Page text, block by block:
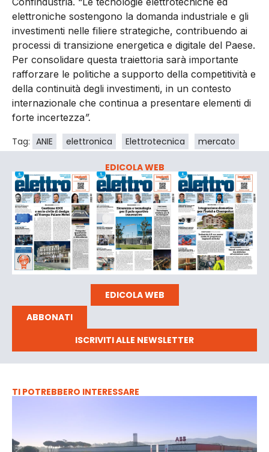
elettroniche sostengono la domanda industriale e gli
investimenti nelle filiere strategiche, contribuendo ai
processi di transizione energetica e digitale del Paese.
Per consolidare questa traiettoria sarà importante
rafforzare le politiche a supporto della competitività e
della continuità degli investimenti, in un contesto
internazionale che continua a presentare elementi di
forte incertezza”.
Tag: ANIE elettronica Elettrotecnica mercato
EDICOLA WEB
EDICOLA WEB
ABBONATI
ISCRIVITI ALLE NEWSLETTER
TI POTREBBERO INTERESSARE